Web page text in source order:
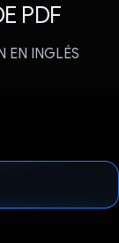
PDF
EN INGLÉS